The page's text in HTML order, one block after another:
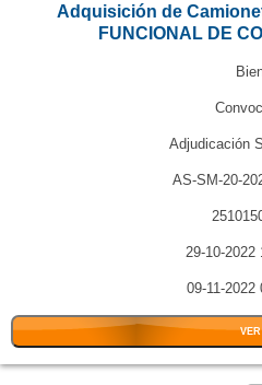
Adquisición de
FUNCIONAL DE
Adjudicación
AS-SM-20-
29-10-2022
09-11-2022
VER